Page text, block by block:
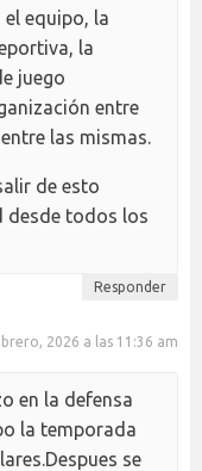
equipo, la
la
juego
entre
las mismas.
de esto
desde todos los
Responder
2026 a las 11:36 am
en la defensa
la temporada
se